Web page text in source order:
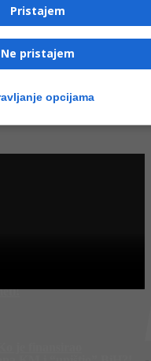
smo
Pristajem
Ne pristajem
opcijama